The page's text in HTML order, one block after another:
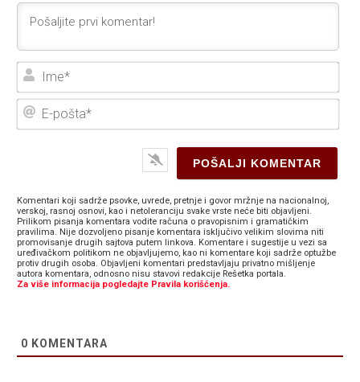
E-
Komentari koji sadrže psovke, uvrede, pretnje i govor mržnje na nacionalnoj,
verskoj, rasnoj osnovi, kao i netoleranciju svake vrste neće biti objavljeni.
Prilikom pisanja komentara vodite računa o pravopisnim i gramatičkim
pravilima. Nije dozvoljeno pisanje komentara isključivo velikim slovima niti
promovisanje drugih sajtova putem linkova. Komentare i sugestije u vezi sa
uređivačkom politikom ne objavljujemo, kao ni komentare koji sadrže optužbe
protiv drugih osoba. Objavljeni komentari predstavljaju privatno mišljenje
autora komentara, odnosno nisu stavovi redakcije Rešetka portala.
Za više informacija pogledajte Pravila korišćenja.
0 KOMENTARA